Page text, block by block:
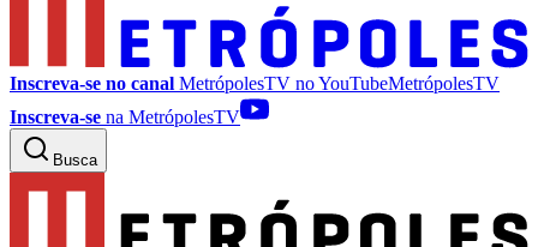
Inscreva-se no canal MetrópolesTV noYouTubeMetrópolesTV
Inscreva-se na MetrópolesTV
Busca